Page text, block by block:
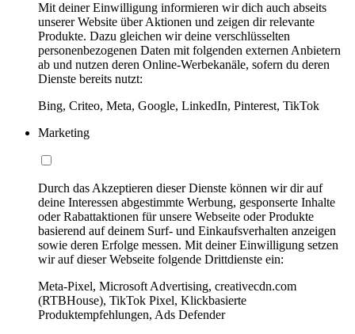
Mit deiner Einwilligung informieren wir dich auch abseits
unserer Website über Aktionen und zeigen dir relevante
Produkte. Dazu gleichen wir deine verschlüsselten
personenbezogenen Daten mit folgenden externen Anbietern
ab und nutzen deren Online-Werbekanäle, sofern du deren
Dienste bereits nutzt:
Bing, Criteo, Meta, Google, LinkedIn, Pinterest, TikTok
Marketing
Durch das Akzeptieren dieser Dienste können wir dir auf
deine Interessen abgestimmte Werbung, gesponserte Inhalte
oder Rabattaktionen für unsere Webseite oder Produkte
basierend auf deinem Surf- und Einkaufsverhalten anzeigen
sowie deren Erfolge messen. Mit deiner Einwilligung setzen
wir auf dieser Webseite folgende Drittdienste ein:
Meta-Pixel, Microsoft Advertising, creativecdn.com
(RTBHouse), TikTok Pixel, Klickbasierte
Produktempfehlungen, Ads Defender